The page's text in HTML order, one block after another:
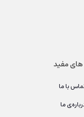
مفید
با ما
ما